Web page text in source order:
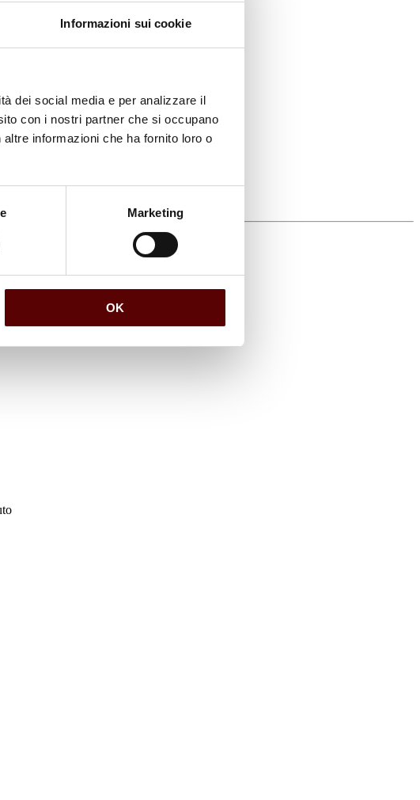
Informazioni sui cookie
dei social media e per analizzare il
con i nostri partner che si occupano
informazioni che ha fornito loro o
Marketing
OK